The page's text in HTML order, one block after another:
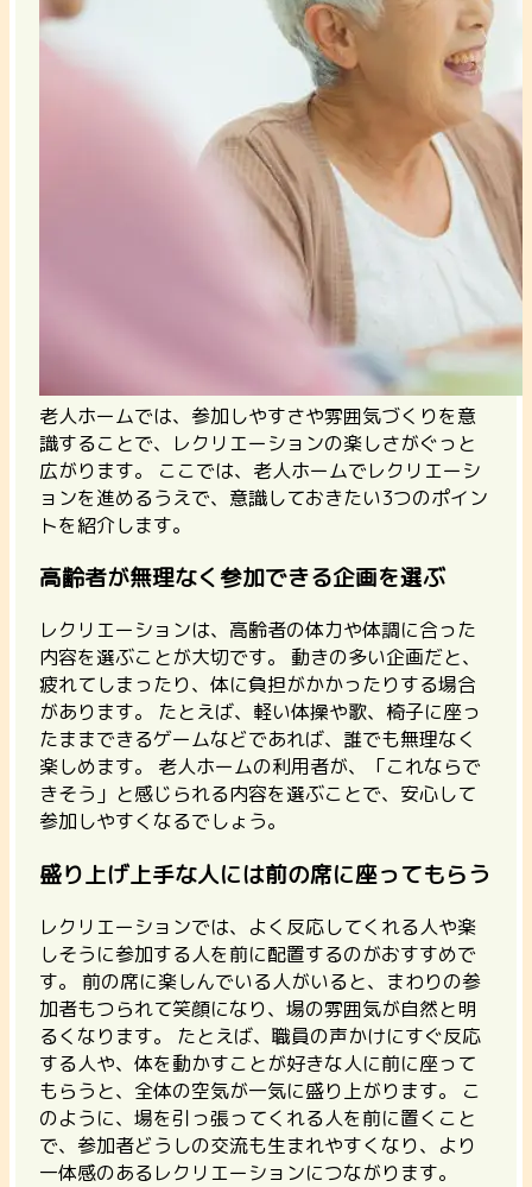
老人ホームでは、参加しやすさや雰囲気づくりを意
識することで、レクリエーションの楽しさがぐっと
広がります。
ここでは、老人ホームでレクリエーシ
ョンを進めるうえで、意識しておきたい3つのポイン
トを紹介します。
高齢者が無理なく参加できる企画を選ぶ
レクリエーションは、高齢者の体力や体調に合った
内容を選ぶことが大切です。 動きの多い企画だと、
疲れてしまったり、体に負担がかかったりする場合
があります。
たとえば、軽い体操や歌、椅子に座っ
たままできるゲームなどであれば、誰でも無理なく
楽しめます。 老人ホームの利用者が、「これならで
きそう」と感じられる内容を選ぶことで、安心して
参加しやすくなるでしょう。
盛り上げ上手な人には前の席に座ってもらう
レクリエーションでは、よく反応してくれる人や楽
しそうに参加する人を前に配置するのがおすすめで
す。 前の席に楽しんでいる人がいると、まわりの参
加者もつられて笑顔になり、場の雰囲気が自然と明
るくなります。
たとえば、職員の声かけにすぐ反応
する人や、体を動かすことが好きな人に前に座って
もらうと、全体の空気が一気に盛り上がります。 こ
のように、場を引っ張ってくれる人を前に置くこと
で、参加者どうしの交流も生まれやすくなり、より
一体感のあるレクリエーションにつながります。